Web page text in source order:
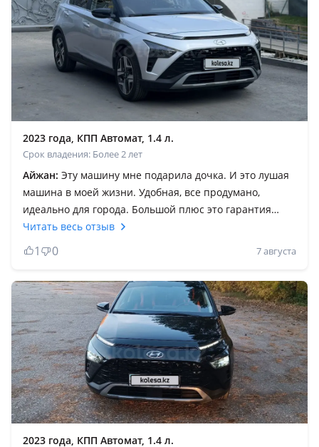
2023 года, КПП Автомат, 1.4 л.
Срок владения: Более 2 лет
Айжан: Эту машину мне подарила дочка. И это лушая
машина в моей жизни. Удобная, все продумано,
идеально для города. Большой плюс это гарантия
дилера. Все быстро устраняют и машина как новая.
Очень довольна! Аудиосистема Bose — качество звука
просто Топ! Управляемость — очень хорошая, не
инертная, все понятно при вождении! В целом очень
довольна! До этого водила разные авто. Есть с чем
сравнить. Цена — качество сто из ста! Компактная для
города в плане парковок, и в ней имеется все что
необходимо!
Читать весь отзыв
1 0 7 августа
2023 года, КПП Автомат, 1.4 л.